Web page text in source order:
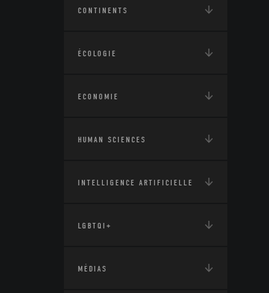
CONTINENTS
ÉCOLOGIE
ECONOMIE
HUMAN SCIENCES
INTELLIGENCE ARTIFICIELLE
LGBTQI+
MÉDIAS